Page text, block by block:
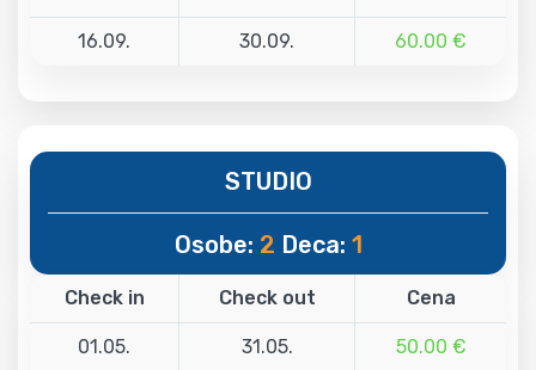
16.09. 30.09. 60.00 €
STUDIO
Osobe: 2 Deca: 1
Check in Check out Cena
01.05. 31.05. 50.00 €